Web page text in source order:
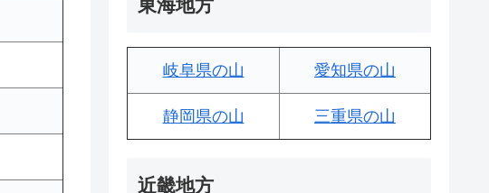
東海地方
岐阜県の山 愛知県の山
静岡県の山 三重県の山
近畿地方